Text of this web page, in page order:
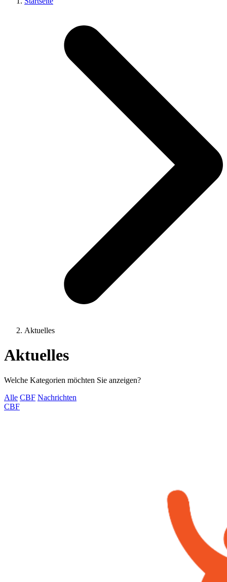
Aktuelles
Aktuelles
Welche Kategorien möchten Sie anzeigen?
Alle CBF Nachrichten
CBF